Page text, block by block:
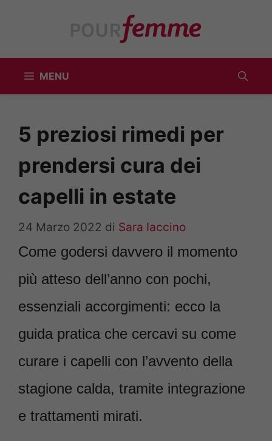
MENU
5 preziosi rimedi per
prendersi cura dei
capelli in estate
24 Marzo 2022 di Sara Iaccino
Come godersi davvero il momento
più atteso dell’anno con pochi,
essenziali accorgimenti: ecco la
guida pratica che cercavi su come
curare i capelli con l’avvento della
stagione calda, tramite integrazione
e trattamenti mirati.